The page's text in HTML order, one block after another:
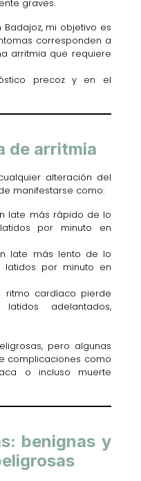
graves.
mi objetivo es
corresponden a
arritmia que requiere
precoz y en el
de arritmia
alteración del
manifestarse como:
late más rápido de lo
por minuto en
late más lento de lo
latidos por minuto en
ritmo cardíaco pierde
adelantados,
pero algunas
complicaciones como
o incluso muerte
benignas y